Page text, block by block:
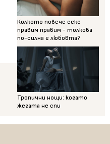
Колкото повече секс
правим правим - толкова
по-силна е любовта?
Тропични нощи: когато
жегата не спи